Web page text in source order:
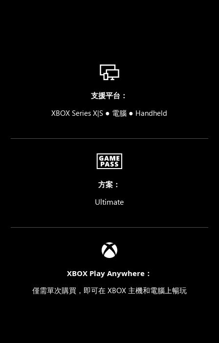
支援平台：
XBOX Series X|S ● 電腦 ● Handheld
方案：
Ultimate
XBOX Play Anywhere：
僅需單次購買，即可在 XBOX 主機和電腦上暢玩